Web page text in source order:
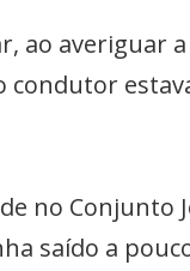
ao averiguar
no Conjunto
saído a